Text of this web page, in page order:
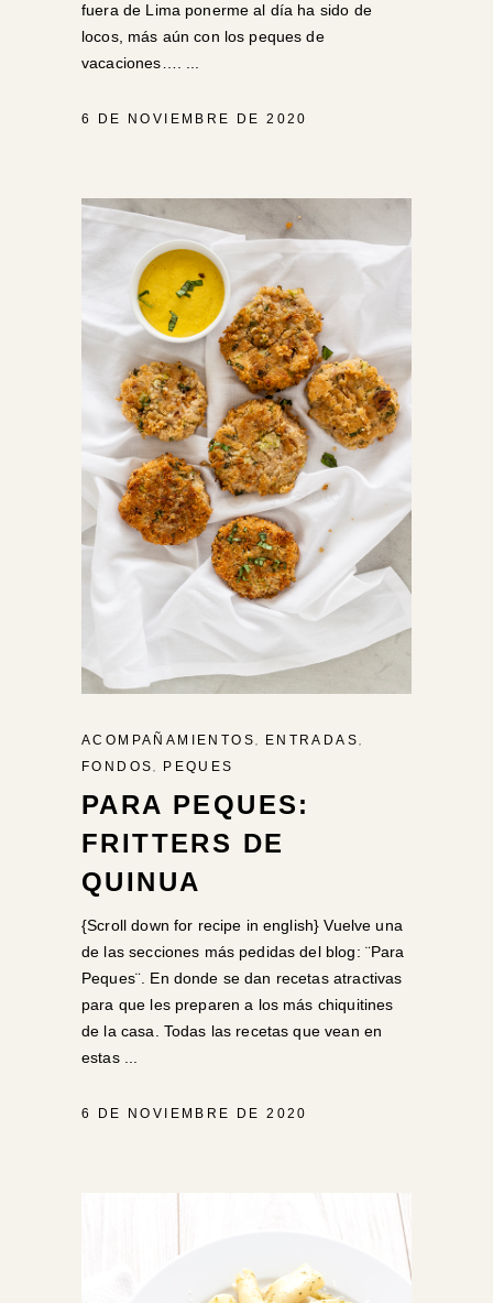
fuera de Lima ponerme al día ha sido de
locos, más aún con los peques de
vacaciones….
6 DE NOVIEMBRE DE 2020
ACOMPAÑAMIENTOS, ENTRADAS,
FONDOS, PEQUES
PARA PEQUES:
FRITTERS DE
QUINUA
{Scroll down for recipe in english} Vuelve una
de las secciones más pedidas del blog: ¨Para
Peques¨. En donde se dan recetas atractivas
para que les preparen a los más chiquitines
de la casa. Todas las recetas que vean en
estas
6 DE NOVIEMBRE DE 2020